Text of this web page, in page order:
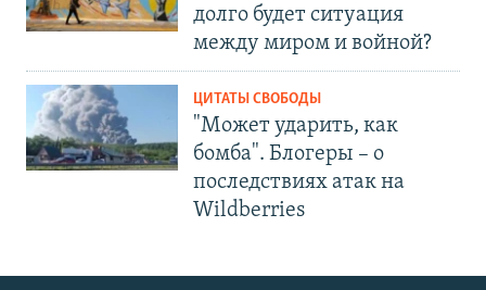
долго будет ситуация
между миром и войной?
ЦИТАТЫ СВОБОДЫ
"Может ударить, как
бомба". Блогеры – о
последствиях атак на
Wildberries